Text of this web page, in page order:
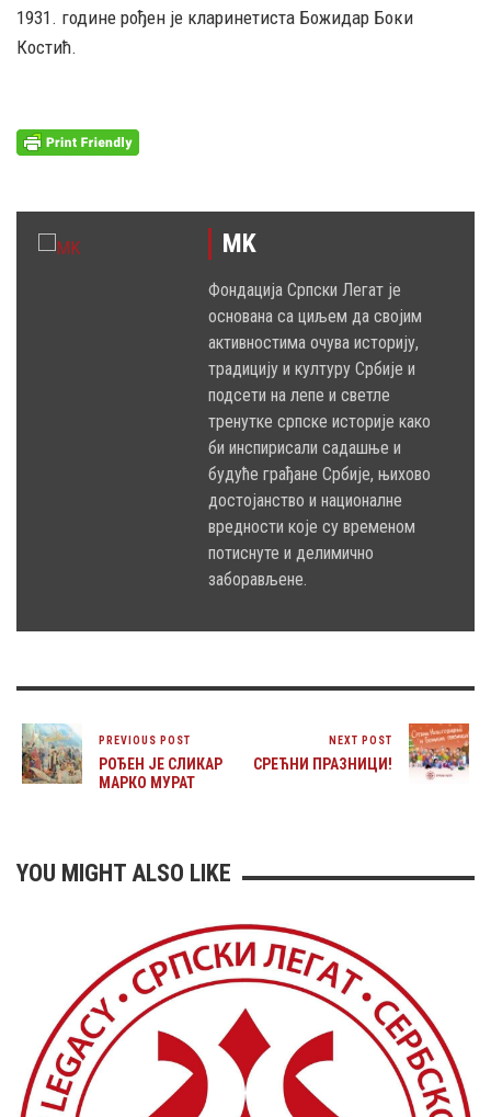
1931. године рођен је кларинетиста Божидар Боки
Костић.
MK
Фондација Српски Легат је
основана са циљем да својим
активностима очува историју,
традицију и културу Србије и
подсети на лепе и светле
тренутке српске историје како
би инспирисали садашње и
будуће грађане Србије, њихово
достојанство и националне
вредности које су временом
потиснуте и делимично
заборављене.
PREVIOUS POST
РОЂЕН ЈЕ СЛИКАР
МАРКО МУРАТ
NEXT POST
СРЕЋНИ ПРАЗНИЦИ!
YOU MIGHT ALSO LIKE